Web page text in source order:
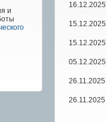
и
16.12.2025
15.12.2025
15.12.2025
05.12.2025
26.11.2025
26.11.2025